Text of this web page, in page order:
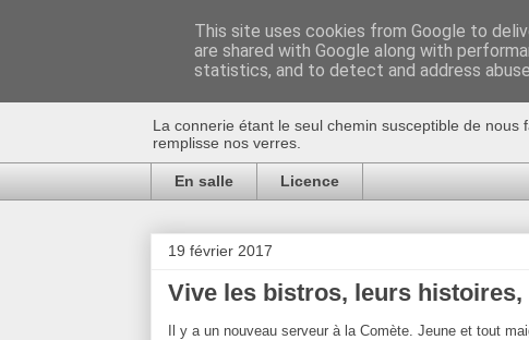
Au bistro !
La connerie étant le seul chemin susceptible de
remplisse nos verres.
En salle Licence
19 février 2017
Vive les bistros, leurs
Il y a un nouveau serveur à la Comète. Jeune et tout
This site uses cookies from Google to
are shared with Google along with
statistics, and to detect and address